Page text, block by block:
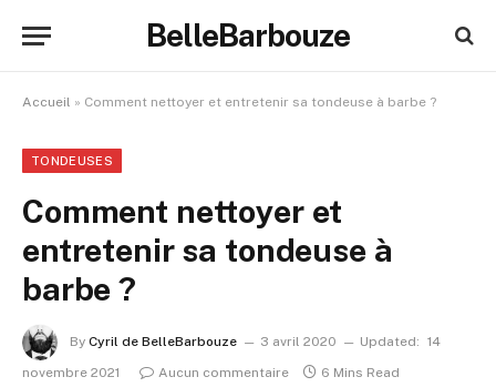
BelleBarbouze
Accueil » Comment nettoyer et entretenir sa tondeuse à barbe ?
TONDEUSES
Comment nettoyer et
entretenir sa tondeuse à
barbe ?
By Cyril de BelleBarbouze 3 avril 2020 Updated: 14
novembre 2021
Aucun commentaire 6 Mins Read